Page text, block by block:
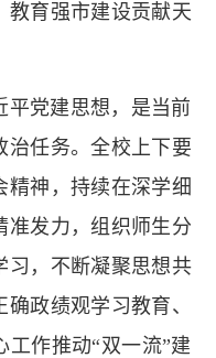
教育强市建设贡献天
平党建思想，是当前
治任务。全校上下要
精神，持续在深学细
准发力，组织师生分
习，不断凝聚思想共
政绩观学习教育、
作推动“双一流”建